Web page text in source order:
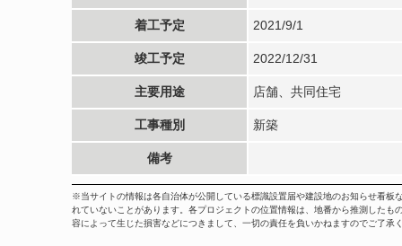
着工予定 2021/9/1
竣工予定 2022/12/31
主要用途 店舗、共同住宅
工事種別 新築
備考
※当サイトの情報は各自治体が公開している標識設置届や建設地のお知らせ看
れていないことがあります。各プロジェクトの位置情報は、地番から推測した
容によって生じた損害などにつきまして、一切の責任を負いかねますのでご了承